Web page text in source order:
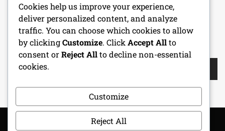
Lépjen kapcsolatba velünk
KERESÉS
Search
Cookies help us improve your experience,
deliver personalized content, and analyze
traffic. You can choose which cookies to allow
by clickingCustomize. Click Accept Allto
consent orReject Allto decline non-essential
cookies.
Customize
Reject All